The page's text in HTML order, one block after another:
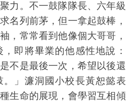
力。不一鼓隊隊長、六年級
名列前茅，但一拿起鼓棒，
，常常看到他像個大哥哥，
即將畢業的他感性地說：
不是最後一次，希望以後還
。」濂洞國小校長黃恕懿表
生命的展現，會學習互相傾